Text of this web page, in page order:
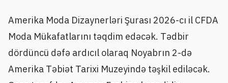
Amerika Moda Dizaynerləri Şurası 2026-cı il CFDA
Moda Mükafatlarını təqdim edəcək. Tədbir
dördüncü dəfə ardıcıl olaraq Noyabrın 2-də
Amerika Təbiət Tarixi Muzeyində təşkil ediləcək.